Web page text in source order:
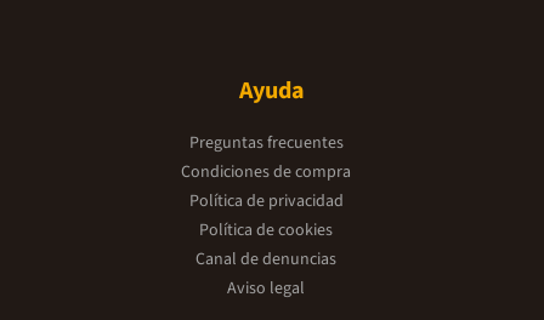
Ayuda
Preguntas frecuentes
Condiciones de compra
Política de privacidad
Política de cookies
Canal de denuncias
Aviso legal